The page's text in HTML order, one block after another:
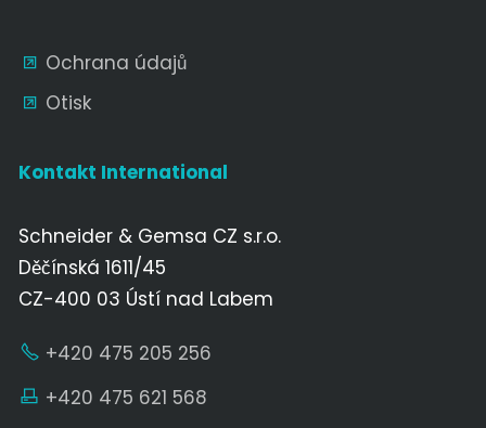
Ochrana údajů
Otisk
Kontakt International
Schneider & Gemsa CZ s.r.o.
Děčínská 1611/45
CZ-400 03 Ústí nad Labem
+420 475 205 256
+420 475 621 568